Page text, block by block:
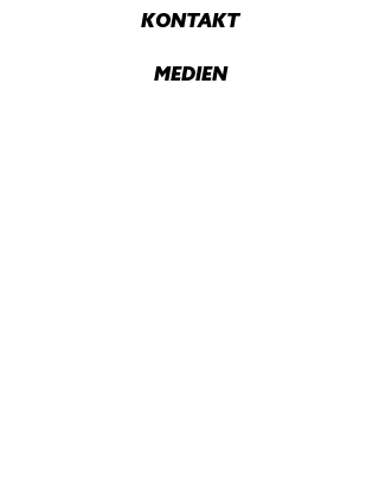
KONTAKT
MEDIEN